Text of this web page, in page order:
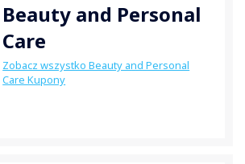
Beauty and Personal
Care
Zobacz wszystko Beauty and Personal
Care Kupony